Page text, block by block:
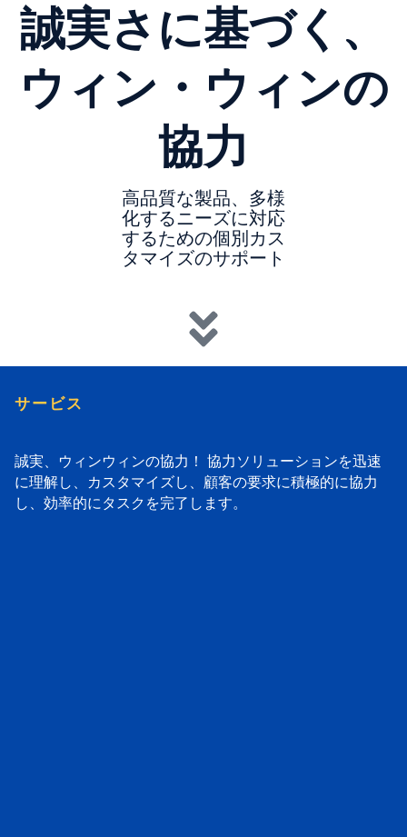
誠実さに基づく、
ウィン・ウィンの
協力
高品質な製品、多様
化するニーズに対応
するための個別カス
タマイズのサポート
サービス
誠実、ウィンウィンの協力！ 協力ソリューションを迅速
に理解し、カスタマイズし、顧客の要求に積極的に協力
し、効率的にタスクを完了します。